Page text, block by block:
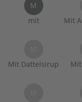
M
mit
Mit
Mit Dattelsirup